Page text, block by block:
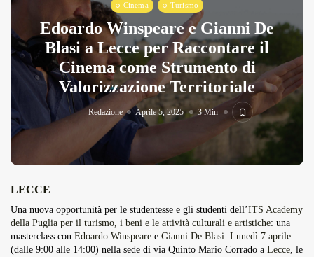
Iosonouncane A Lecce: Concerto Acustico...
Luglio 17, 2026 13 Min
Tarantarte Al Festival De Fès...
Giugno 4, 2026
Maggio 29, 2026
Cinema Turismo
Edoardo Winspeare e Gianni De
Blasi a Lecce per Raccontare il
Cinema come Strumento di
Valorizzazione Territoriale
Redazione Aprile 5, 2025 3 Min
LECCE
Una nuova opportunità per le studentesse e gli studenti dell’ITS Academy
della Puglia per il turismo, i beni e le attività culturali e artistiche: una
masterclass con Edoardo Winspeare e Gianni De Blasi. Lunedì 7 aprile
(dalle 9:00 alle 14:00) nella sede di via Quinto Mario Corrado a Lecce, le